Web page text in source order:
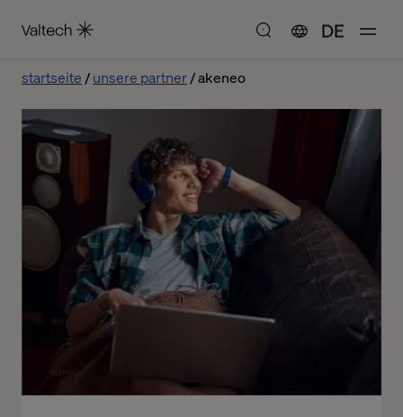
DE
startseite unsere partner akeneo